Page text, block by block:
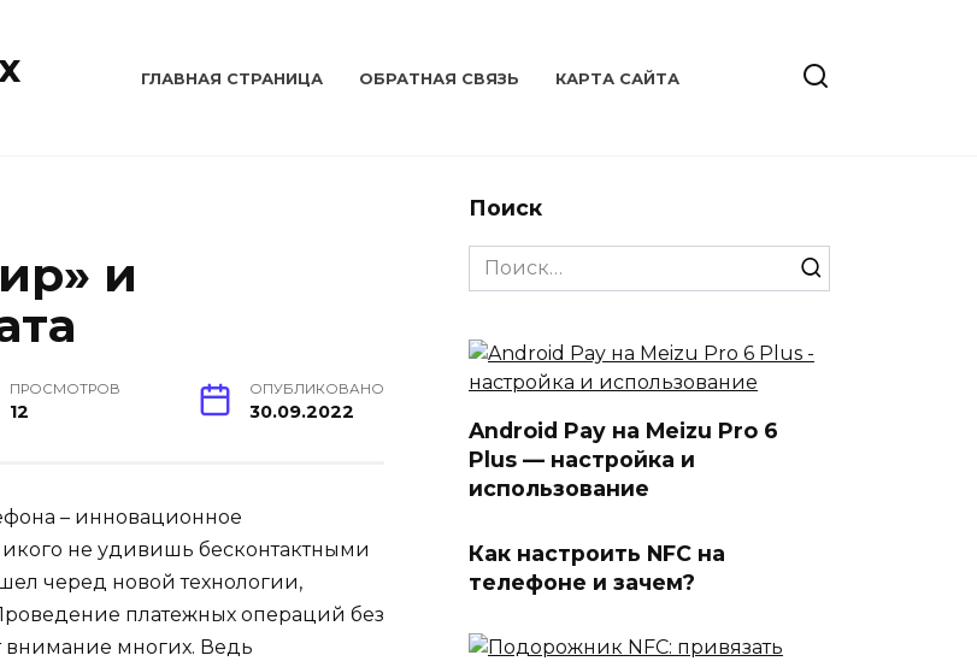
ГЛАВНАЯ СТРАНИЦА ОБРАТНАЯ СВЯЗЬ КАРТА САЙТА
и
ПРОСМОТРОВ
12
ОПУБЛИКОВАНО
30.09.2022
– инновационное
не удивишь бесконтактными
черед новой технологии,
платежных операций без
внимание многих. Ведь
Поиск
Search
for:
Android Pay на Meizu Pro 6
Plus — настройка и
использование
Как настроить NFC на
телефоне и зачем?